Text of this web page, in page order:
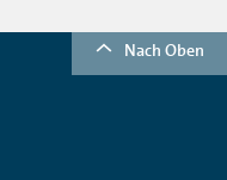
Nach Oben